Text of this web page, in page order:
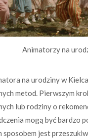
Animatorzy na
na urodziny w
metod. Pierwszym
lub rodziny o
mogą być bardzo
sposobem jest